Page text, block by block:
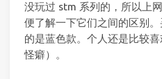
没玩过 stm 系列的，所以上
便了解一下它们之间的区别
的是蓝色款。个人还是比较
怪癖）。